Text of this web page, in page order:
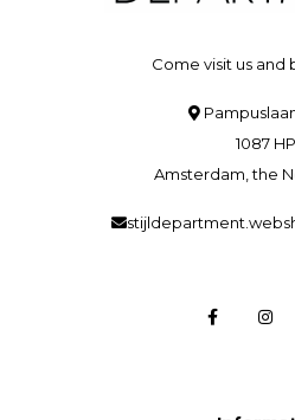
Come visit us and
1087 HP
Amsterdam, the